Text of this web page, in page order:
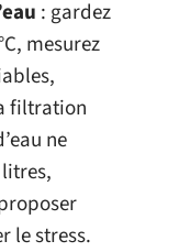
: gardez
mesurez
filtration
ne
le stress.